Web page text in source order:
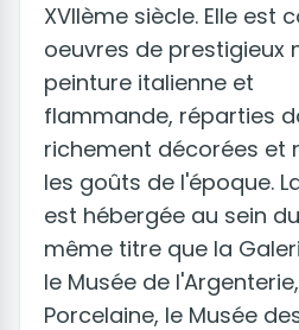
XVIIème siècle. Elle est
oeuvres de prestigieux
peinture italienne et
flammande, réparties
richement décorées et
les goûts de l'époque.
est hébergée au sein
même titre que la
le Musée de
Porcelaine, le Musée